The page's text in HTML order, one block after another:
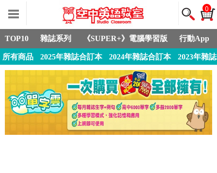
0
TOP10 雜誌系列 《SUPER+》電腦學習版 行動App
所有商品 2025年雜誌合訂本 2024年雜誌合訂本 2023年雜